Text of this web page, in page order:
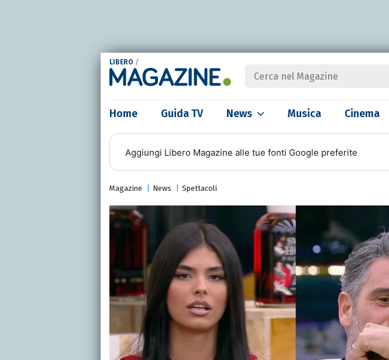
LIBERO /
Home Guida TV News Musica Cinema
Aggiungi Libero Magazine alle tue fonti Google preferite
Magazine News Spettacoli